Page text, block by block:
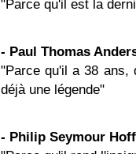
"Parce qu'il est la
- Paul Thomas
"Parce qu'il a 38 ans,
déjà une légende"
- Philip Seymour